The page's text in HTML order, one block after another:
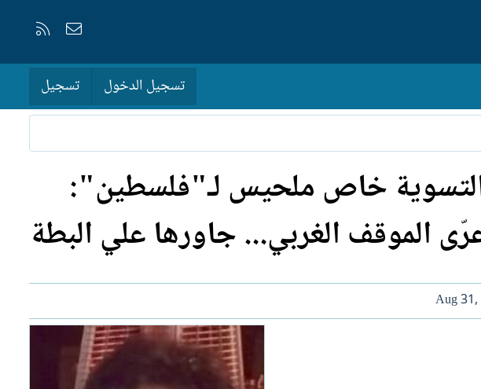
إتصل بنا
تسجيل الدخول تسجيل
خاص ملحيس لـ"فلسطين":
الغربي... جاورها علي البطة
Aug